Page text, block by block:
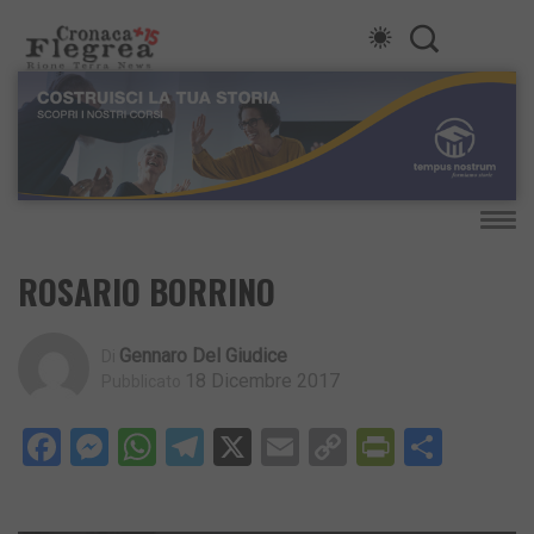
ROSARIO BORRINO
Gennaro Del Giudice
18 Dicembre 2017
Facebook
Messenger
WhatsApp
Telegram
X EmailCopy